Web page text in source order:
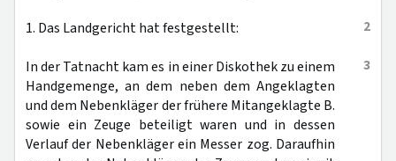
2
1. Das Landgericht hat festgestellt:
3
In der Tatnacht kam es in einer Diskothek zu einem
Handgemenge, an dem neben dem Angeklagten
und dem Nebenkläger der frühere Mitangeklagte B.
sowie ein Zeuge beteiligt waren und in dessen
Verlauf der Nebenkläger ein Messer zog. Daraufhin